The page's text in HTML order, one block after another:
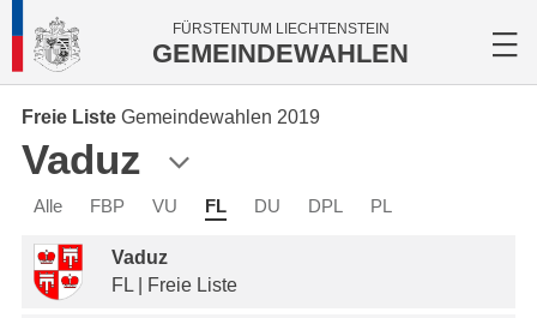
FÜRSTENTUM LIECHTENSTEIN
GEMEINDEWAHLEN
Freie Liste Gemeindewahlen 2019
Vaduz
Alle FBP VU FL DU DPL PL
Vaduz
FL | Freie Liste